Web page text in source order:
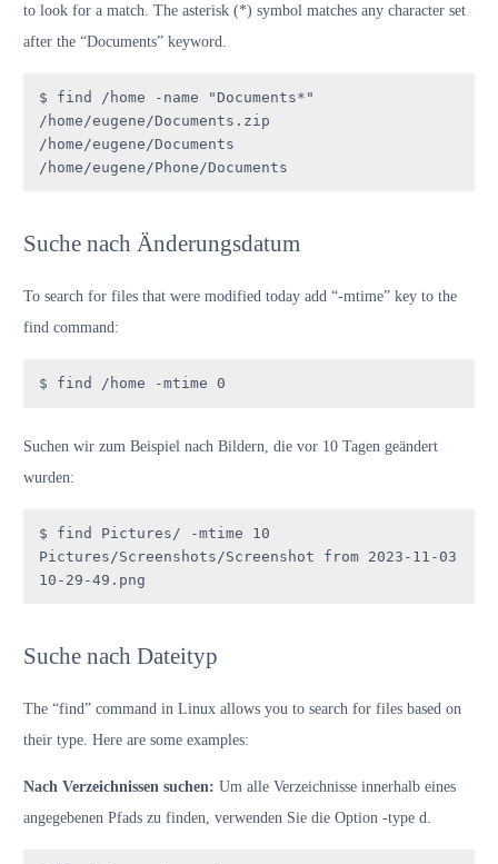
to look for a match. The asterisk (*) symbol matches any character set
after the “Documents” keyword.
$ find /home -name "Documents*"
/home/eugene/Documents.zip
/home/eugene/Documents
/home/eugene/Phone/Documents
Suche nach Änderungsdatum
To search for files that were modified today add “-mtime” key to the
find command:
$ find /home -mtime 0
Suchen wir zum Beispiel nach Bildern, die vor 10 Tagen geändert
wurden:
$ find Pictures/ -mtime 10
Pictures/Screenshots/Screenshot from 2023-11-03
10-29-49.png
Suche nach Dateityp
The “find” command in Linux allows you to search for files based on
their type. Here are some examples:
Nach Verzeichnissen suchen: Um alle Verzeichnisse innerhalb eines
angegebenen Pfads zu finden, verwenden Sie die Option -type d.